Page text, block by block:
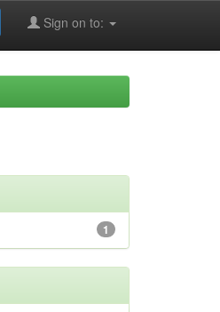
Sign on to:
1